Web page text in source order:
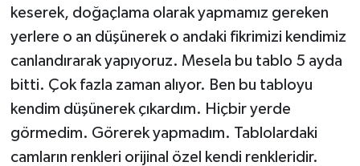
keserek, doğaçlama olarak yapmamız gereken
yerlere o an düşünerek o andaki fikrimizi kendimiz
canlandırarak yapıyoruz. Mesela bu tablo 5 ayda
bitti. Çok fazla zaman alıyor. Ben bu tabloyu
kendim düşünerek çıkardım. Hiçbir yerde
görmedim. Görerek yapmadım. Tablolardaki
camların renkleri orijinal özel kendi renkleridir.